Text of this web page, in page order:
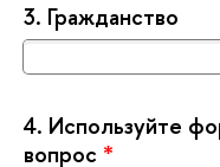
3. Гражданство
4. Используйте
опрос *